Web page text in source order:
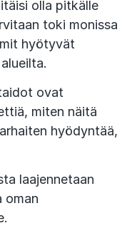
olla pitkälle
toki monissa
hyötyvät
ovat
miten näitä
hyödyntää,
laajennetaan
oman